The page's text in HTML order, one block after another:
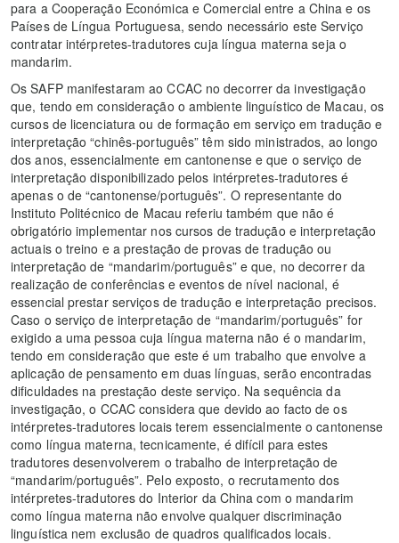
para a Cooperação Económica e Comercial entre a China e os
Países de Língua Portuguesa, sendo necessário este Serviço
contratar intérpretes-tradutores cuja língua materna seja o
mandarim.
Os SAFP manifestaram ao CCAC no decorrer da investigação
que, tendo em consideração o ambiente linguístico de Macau, os
cursos de licenciatura ou de formação em serviço em tradução e
interpretação “chinês-português” têm sido ministrados, ao longo
dos anos, essencialmente em cantonense e que o serviço de
interpretação disponibilizado pelos intérpretes-tradutores é
apenas o de “cantonense/português”. O representante do
Instituto Politécnico de Macau referiu também que não é
obrigatório implementar nos cursos de tradução e interpretação
actuais o treino e a prestação de provas de tradução ou
interpretação de “mandarim/português” e que, no decorrer da
realização de conferências e eventos de nível nacional, é
essencial prestar serviços de tradução e interpretação precisos.
Caso o serviço de interpretação de “mandarim/português” for
exigido a uma pessoa cuja língua materna não é o mandarim,
tendo em consideração que este é um trabalho que envolve a
aplicação de pensamento em duas línguas, serão encontradas
dificuldades na prestação deste serviço. Na sequência da
investigação, o CCAC considera que devido ao facto de os
intérpretes-tradutores locais terem essencialmente o cantonense
como língua materna, tecnicamente, é difícil para estes
tradutores desenvolverem o trabalho de interpretação de
“mandarim/português”. Pelo exposto, o recrutamento dos
intérpretes-tradutores do Interior da China com o mandarim
como língua materna não envolve qualquer discriminação
linguística nem exclusão de quadros qualificados locais.